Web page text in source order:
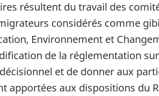
résultent du travail des
considérés comme
Environnement et
de la réglementation
et de donner aux
apportées aux dispositions du